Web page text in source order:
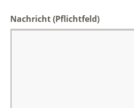
Nachricht(Pflichtfeld)